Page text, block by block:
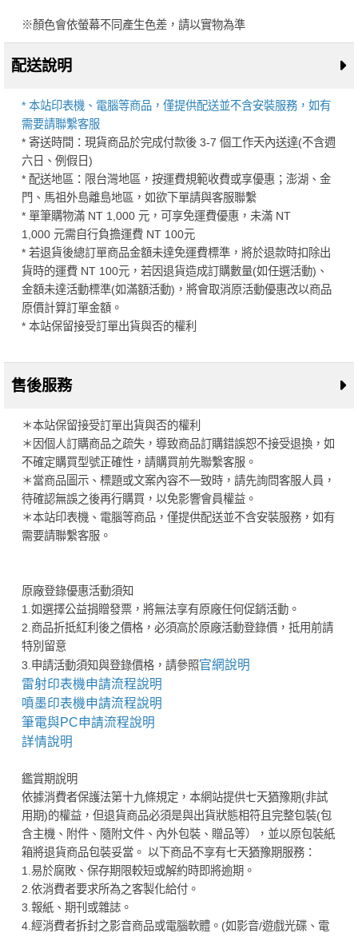
※顏色會依螢幕不同產生色差，請以實物為準
配送說明
* 本站印表機、電腦等商品，僅提供配送並不含安裝服務，如有
需要請聯繫客服
* 寄送時間：現貨商品於完成付款後 3-7 個工作天內送達(不含週
六日、例假日)
* 配送地區：限台灣地區，按運費規範收費或享優惠；澎湖、金
門、馬祖外島離島地區，如欲下單請與客服聯繫
* 單筆購物滿 NT 1,000 元，可享免運費優惠，未滿 NT
1,000 元需自行負擔運費 NT 100元
* 若退貨後總訂單商品金額未達免運費標準，將於退款時扣除出
貨時的運費 NT 100元，若因退貨造成訂購數量(如任選活動)、
金額未達活動標準(如滿額活動)，將會取消原活動優惠改以商品
原價計算訂單金額。
* 本站保留接受訂單出貨與否的權利
售後服務
＊本站保留接受訂單出貨與否的權利
＊因個人訂購商品之疏失，導致商品訂購錯誤恕不接受退換，如
不確定購買型號正確性，請購買前先聯繫客服。
＊當商品圖示、標題或文案內容不一致時，請先詢問客服人員，
待確認無誤之後再行購買，以免影響會員權益。
＊本站印表機、電腦等商品，僅提供配送並不含安裝服務，如有
需要請聯繫客服。
原廠登錄優惠活動須知
1.如選擇公益捐贈發票，將無法享有原廠任何促銷活動。
2.商品折抵紅利後之價格，必須高於原廠活動登錄價，抵用前請
特別留意
3.申請活動須知與登錄價格，請參照官網說明
雷射印表機申請流程說明
噴墨印表機申請流程說明
筆電與PC申請流程說明
詳情說明
鑑賞期說明
依據消費者保護法第十九條規定，本網站提供七天猶豫期(非試
用期)的權益，但退貨商品必須是與出貨狀態相符且完整包裝(包
含主機、附件、隨附文件、內外包裝、贈品等），並以原包裝紙
箱將退貨商品包裝妥當。 以下商品不享有七天猶豫期服務：
1.易於腐敗、保存期限較短或解約時即將逾期。
2.依消費者要求所為之客製化給付。
3.報紙、期刊或雜誌。
4.經消費者拆封之影音商品或電腦軟體。(如影音/遊戲光碟、電